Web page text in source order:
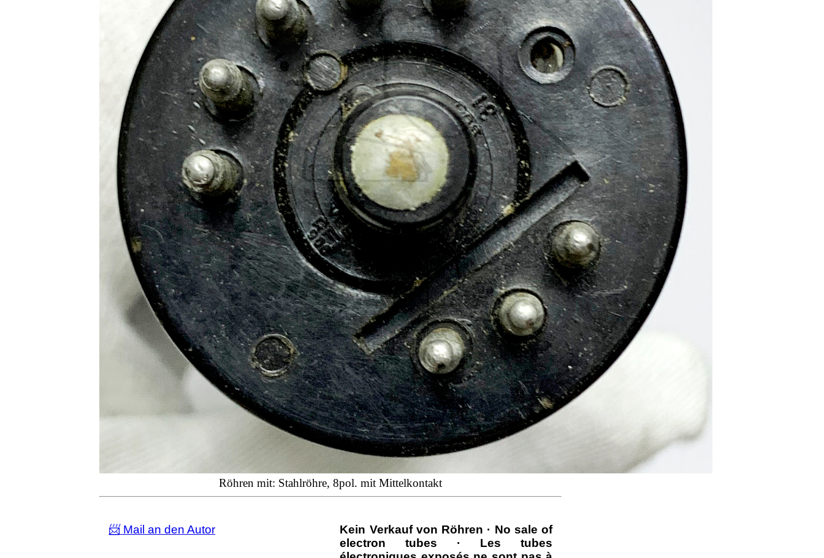
Röhren mit: Stahlröhre, 8pol. mit Mittelkontakt
📨 Mail an den Autor
Kein Verkauf von Röhren · No sale of
electron tubes · Les tubes